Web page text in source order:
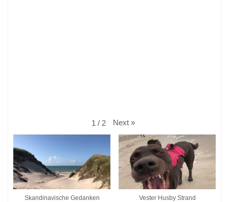
1 / 2 Next »
Skandinavische Gedanken Vester Husby Strand